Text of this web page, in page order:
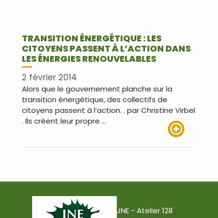
TRANSITION ÉNERGÉTIQUE : LES
CITOYENS PASSENT À L’ACTION DANS
LES ÉNERGIES RENOUVELABLES
2 février 2014
Alors que le gouvernement planche sur la
transition énergétique, des collectifs de
citoyens passent à l’action. . par Christine Virbel
. Ils créent leur propre …
JNE - Atelier 128